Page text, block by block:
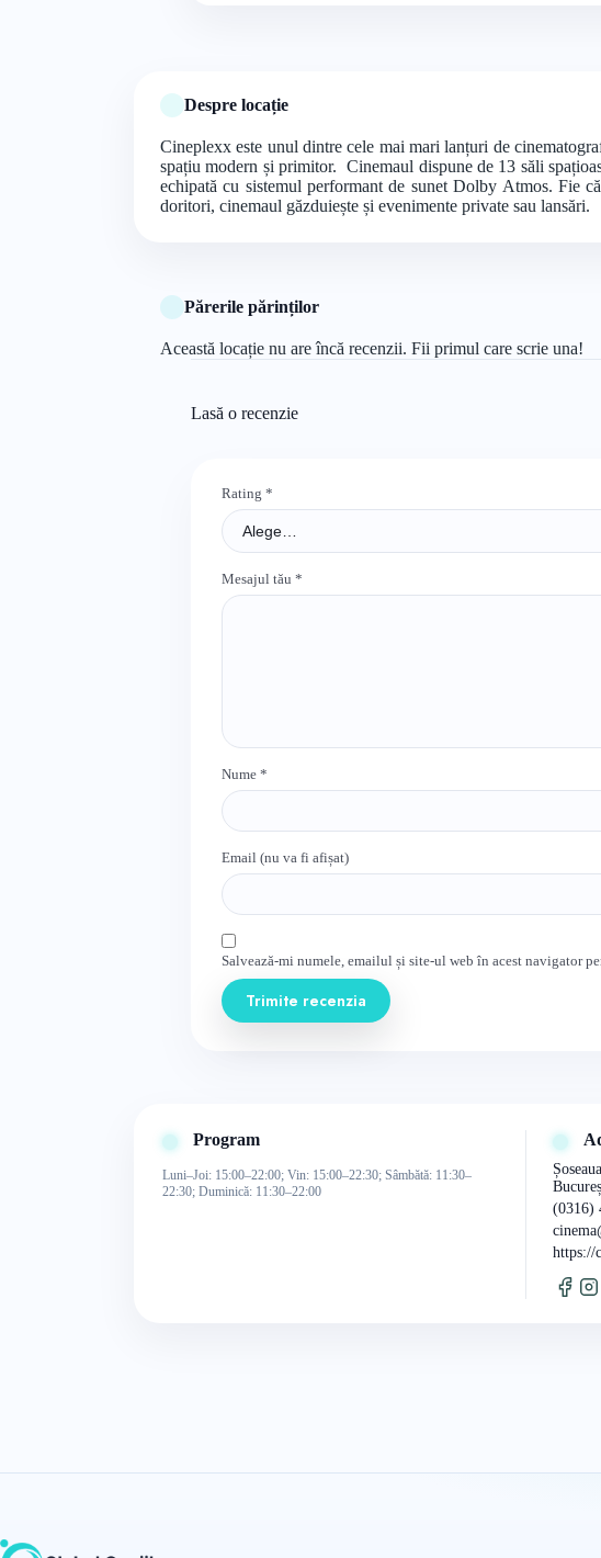
Despre locație
Cineplexx este unul dintre cele mai mari lanțuri de
spațiu modern și primitor. Cinemaul dispune de 13 săli
echipată cu sistemul performant de sunet Dolby Atmos. Fie
doritori, cinemaul găzduiește și evenimente private sau lansări.
Părerile părinților
Această locație nu are încă recenzii. Fii primul care scrie una!
Lasă o recenzie
Rating *
Mesajul tău *
Nume *
Email (nu va fi afișat)
Salvează-mi numele, emailul și site-ul web în acest navigator
Trimite recenzia
Program
Luni–Joi: 15:00–22:00; Vin: 15:00–22:30; Sâmbătă: 11:30–
22:30; Duminică: 11:30–22:00
(0316)
https://